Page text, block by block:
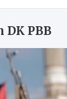
DK PBB